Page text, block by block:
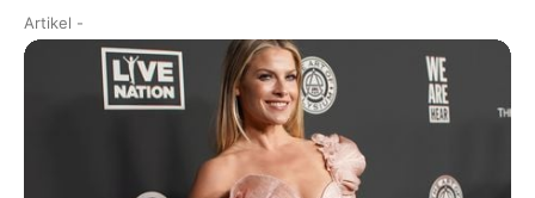
Artikel -